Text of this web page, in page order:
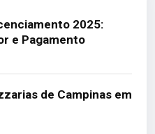
2025:
e Pagamento
de Campinas em